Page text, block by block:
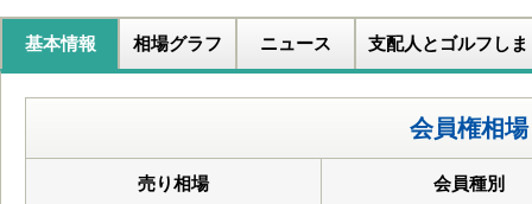
基本情報 相場グラフ ニュース 支配人とゴルフしま
会員権相場
売り相場 会員種別